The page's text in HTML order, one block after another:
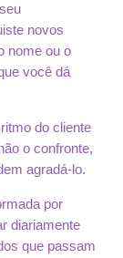
novos
nome ou o
você dá
do cliente
o confronte,
agradá-lo.
por
diariamente
que passam